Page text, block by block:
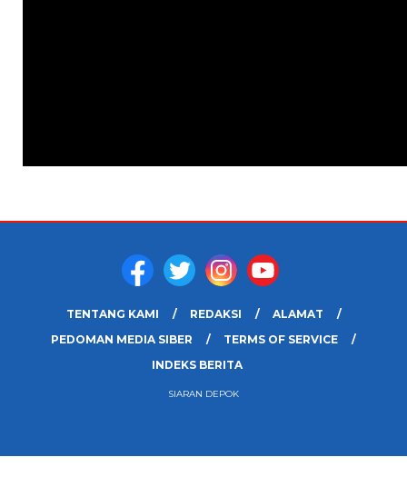
TENTANG KAMI REDAKSI
ALAMAT
PEDOMAN MEDIA SIBER
TERMS OF SERVICE
INDEKS BERITA
SIARAN DEPOK